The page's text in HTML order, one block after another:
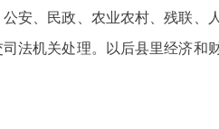
安、民政、农业农村、残联、
法机关处理。以后县里经济和